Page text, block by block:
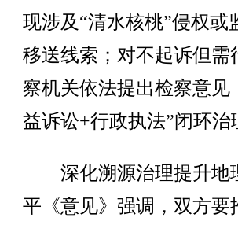
现涉及“清水核桃”侵权或
移送线索；对不起诉但需
察机关依法提出检察意见
益诉讼+行政执法”闭环治
深化溯源治理提升地
平《意见》强调，双方要